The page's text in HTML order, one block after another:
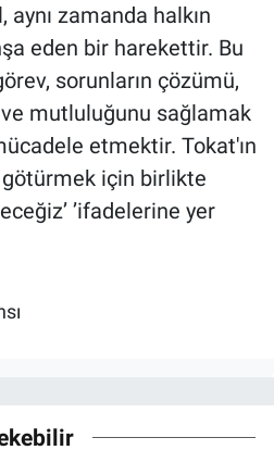
zamanda halkın
eden bir harekettir. Bu
sorunların çözümü,
ve mutluluğunu sağlamak
etmektir. Tokat'ın
için birlikte
’ifadelerine yer